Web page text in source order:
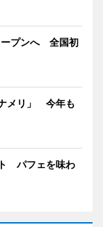
ープンへ 全国初
メリ」 今年も
パフェを味わ